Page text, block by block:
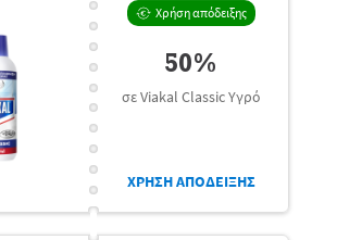
Χρήση απόδειξης
50%
σε Viakal Classic Υγρό
ΧΡΗΣΗ ΑΠΟΔΕΙΞΗΣ